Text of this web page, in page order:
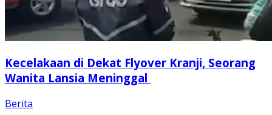
Kecelakaan di Dekat Flyover Kranji, Seorang
Wanita Lansia Meninggal
Berita